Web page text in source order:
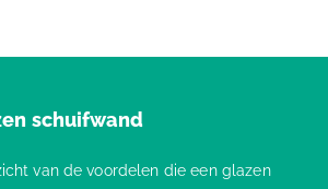
schuifwand
van de voordelen die een glazen